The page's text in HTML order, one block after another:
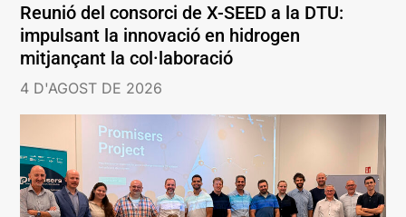
Reunió del consorci de X-SEED a la DTU:
impulsant la innovació en hidrogen
mitjançant la col·laboració
4 D'AGOST DE 2026